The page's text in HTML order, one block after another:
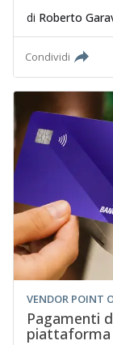
di Roberto
Condividi
VENDOR POINT
Pagamenti
piattaforma